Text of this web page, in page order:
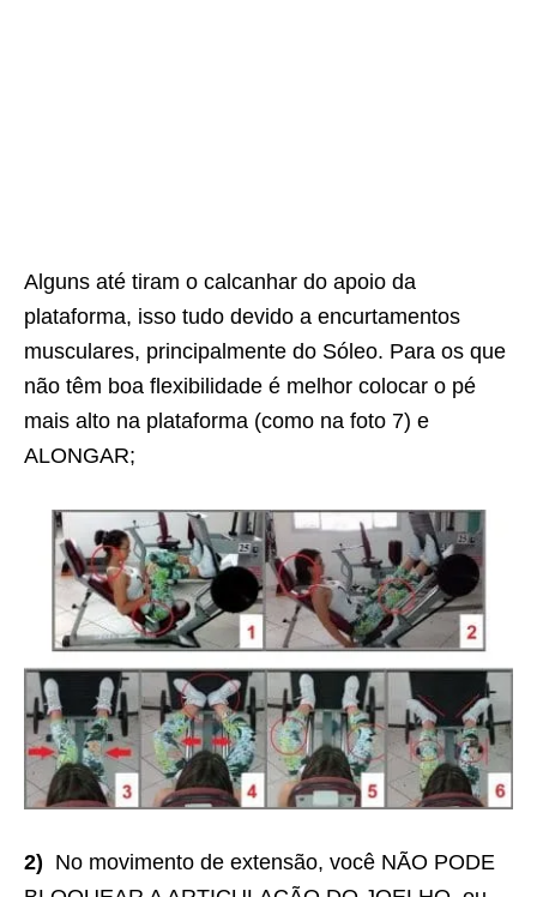
Alguns até tiram o calcanhar do apoio da
plataforma, isso tudo devido a encurtamentos
musculares, principalmente do Sóleo. Para os que
não têm boa flexibilidade é melhor colocar o pé
mais alto na plataforma (como na foto 7) e
ALONGAR;
2) No movimento de extensão, você NÃO PODE